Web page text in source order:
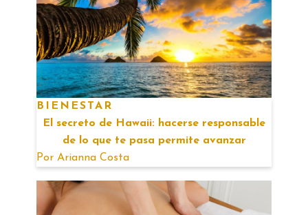
BIENESTAR
El secreto de Hawaii: hacerse responsable
de lo que te pasa permite avanzar
Por Arianna Costa